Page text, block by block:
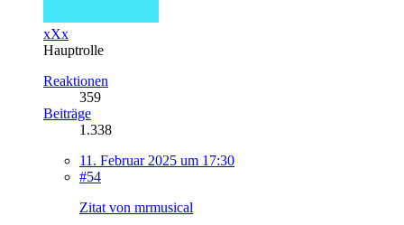
xXx
Hauptrolle
Reaktionen
359
Beiträge
1.338
11. Februar 2025 um 17:30
#54
Zitat von mrmusical